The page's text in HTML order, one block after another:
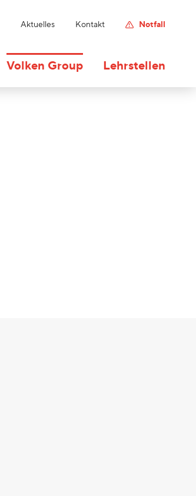
Aktuelles Kontakt Notfall
Volken Group Lehrstellen